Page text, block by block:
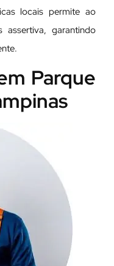
locais permite ao
garantindo
Parque